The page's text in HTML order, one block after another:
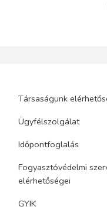
Társaságunk
Ügyfélszolgálat
Időpontfoglalás
Fogyasztóvédelmi
elérhetőségei
GYIK